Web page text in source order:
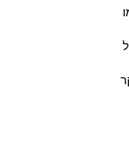
בשעה 6 בבוקר